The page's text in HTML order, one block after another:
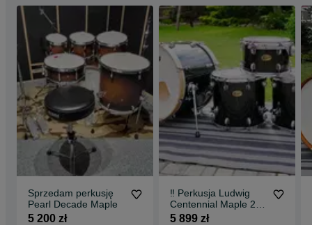
Sprzedam perkusję
Pearl Decade Maple
5 200 zł
‼️ Perkusja Ludwig
Centennial Maple 20",
12", 14", 16" Trans
5 899 zł